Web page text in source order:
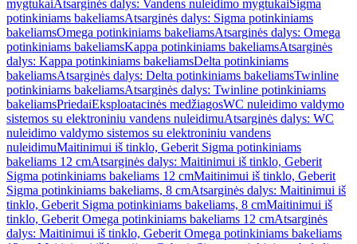
mygtukaiAtsarginės dalys: Vandens nuleidimo mygtukaiSigma
potinkiniams bakeliamsAtsarginės dalys: Sigma potinkiniams
bakeliamsOmega potinkiniams bakeliamsAtsarginės dalys: Omega
potinkiniams bakeliamsKappa potinkiniams bakeliamsAtsarginės
dalys: Kappa potinkiniams bakeliamsDelta potinkiniams
bakeliamsAtsarginės dalys: Delta potinkiniams bakeliamsTwinline
potinkiniams bakeliamsAtsarginės dalys: Twinline potinkiniams
bakeliamsPriedaiEksploatacinės medžiagosWC nuleidimo valdymo
sistemos su elektroniniu vandens nuleidimuAtsarginės dalys: WC
nuleidimo valdymo sistemos su elektroniniu vandens
nuleidimuMaitinimui iš tinklo, Geberit Sigma potinkiniams
bakeliams 12 cmAtsarginės dalys: Maitinimui iš tinklo, Geberit
Sigma potinkiniams bakeliams 12 cmMaitinimui iš tinklo, Geberit
Sigma potinkiniams bakeliams, 8 cmAtsarginės dalys: Maitinimui iš
tinklo, Geberit Sigma potinkiniams bakeliams, 8 cmMaitinimui iš
tinklo, Geberit Omega potinkiniams bakeliams 12 cmAtsarginės
dalys: Maitinimui iš tinklo, Geberit Omega potinkiniams bakeliams